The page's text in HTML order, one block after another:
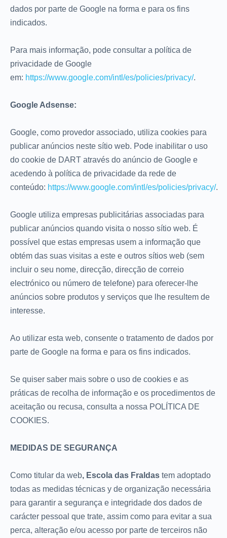
dados por parte de Google na forma e para os fins
indicados.
Para mais informação, pode consultar a política de
privacidade de Google
em: https://www.google.com/intl/es/policies/privacy/.
Google Adsense:
Google, como provedor associado, utiliza cookies para
publicar anúncios neste sítio web. Pode inabilitar o uso
do cookie de DART através do anúncio de Google e
acedendo à política de privacidade da rede de
conteúdo: https://www.google.com/intl/es/policies/privacy/.
Google utiliza empresas publicitárias associadas para
publicar anúncios quando visita o nosso sítio web. É
possível que estas empresas usem a informação que
obtém das suas visitas a este e outros sítios web (sem
incluir o seu nome, direcção, direcção de correio
electrónico ou número de telefone) para oferecer-lhe
anúncios sobre produtos y serviços que lhe resultem de
interesse.
Ao utilizar esta web, consente o tratamento de dados por
parte de Google na forma e para os fins indicados.
Se quiser saber mais sobre o uso de cookies e as
práticas de recolha de informação e os procedimentos de
aceitação ou recusa, consulta a nossa POLÍTICA DE
COOKIES.
MEDIDAS DE SEGURANÇA
Como titular da web, Escola das Fraldas tem adoptado
todas as medidas técnicas y de organização necessária
para garantir a segurança e integridade dos dados de
carácter pessoal que trate, assim como para evitar a sua
perca, alteração e/ou acesso por parte de terceiros não